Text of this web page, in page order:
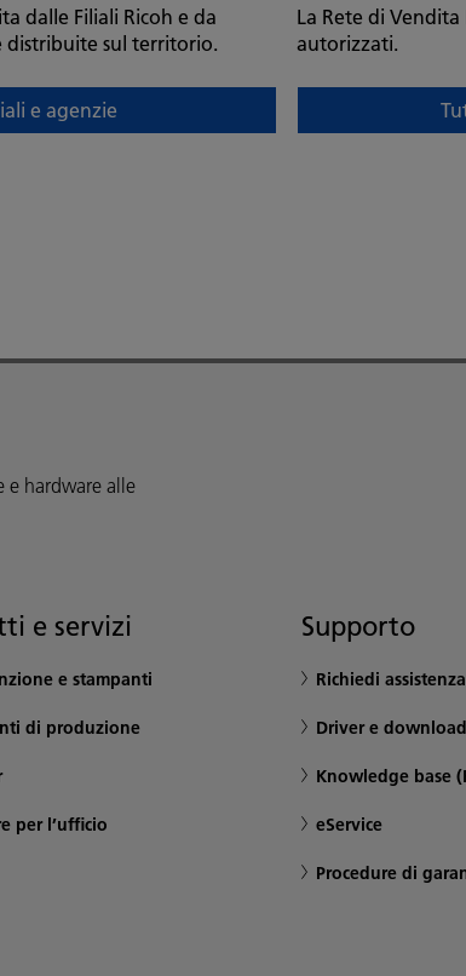
dalle Filiali Ricoh e da
distribuite sul territorio.
e agenzie
La Rete di
autorizzati.
Tutti
e hardware alle
e servizi
e stampanti
di produzione
per l’ufficio
Supporto
Richiedi
Driver e download
Knowledge base
eService
Procedure di